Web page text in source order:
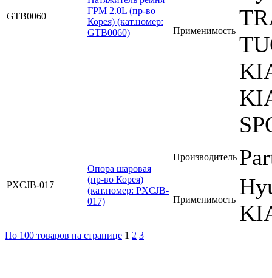
GTB0060
ГРМ 2.0L (пр-во
Корея) (кат.номер:
GTB0060)
Применимость
PXCJB-017
Опора шаровая
(пр-во Корея)
(кат.номер: PXCJB-
017)
Производитель
Применимость
По 100 товаров на странице 1 2 3